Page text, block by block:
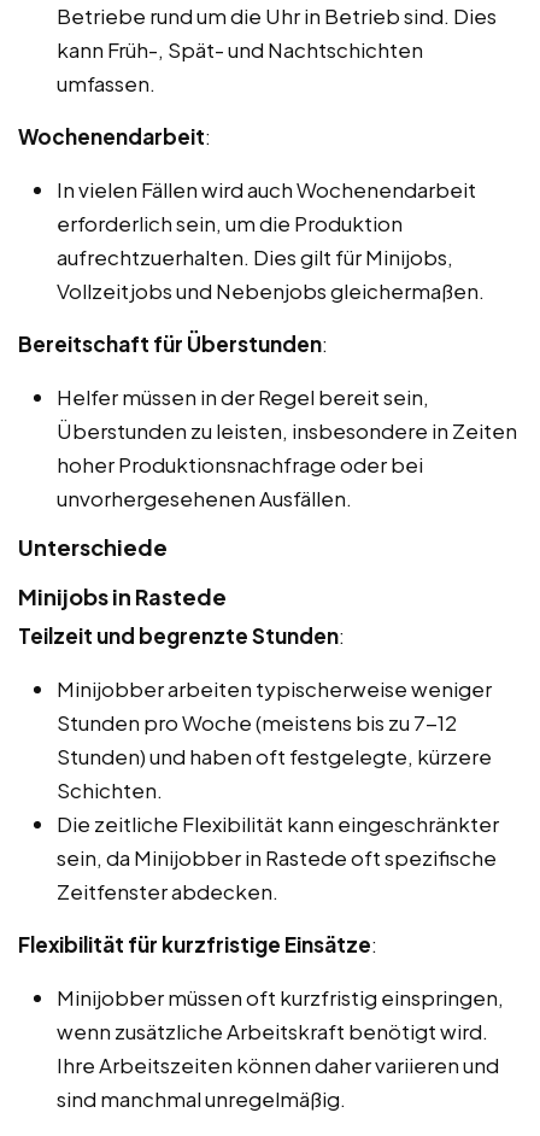
Betriebe rund um die Uhr in Betrieb sind. Dies
kann Früh-, Spät- und Nachtschichten
umfassen.
Wochenendarbeit:
In vielen Fällen wird auch Wochenendarbeit
erforderlich sein, um die Produktion
aufrechtzuerhalten. Dies gilt für Minijobs,
Vollzeitjobs und Nebenjobs gleichermaßen.
Bereitschaft für Überstunden:
Helfer müssen in der Regel bereit sein,
Überstunden zu leisten, insbesondere in Zeiten
hoher Produktionsnachfrage oder bei
unvorhergesehenen Ausfällen.
Unterschiede
Minijobs in Rastede
Teilzeit und begrenzte Stunden:
Minijobber arbeiten typischerweise weniger
Stunden pro Woche (meistens bis zu 7-12
Stunden) und haben oft festgelegte, kürzere
Schichten.
Die zeitliche Flexibilität kann eingeschränkter
sein, da Minijobber in Rastede oft spezifische
Zeitfenster abdecken.
Flexibilität für kurzfristige Einsätze:
Minijobber müssen oft kurzfristig einspringen,
wenn zusätzliche Arbeitskraft benötigt wird.
Ihre Arbeitszeiten können daher variieren und
sind manchmal unregelmäßig.